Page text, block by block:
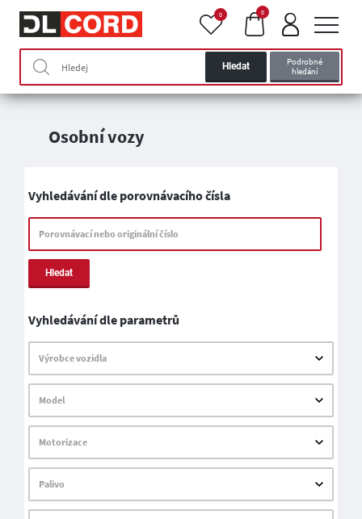
Hledat
Podrobné
hledání
0 0
Osobní vozy
Vyhledávání dle porovnávacího čísla
Porovnávací nebo originální číslo
Hledat
Vyhledávání dle parametrů
Výrobce vozidla
Model
Motorizace
Palivo